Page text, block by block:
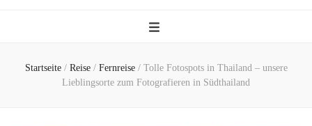
Startseite / Reise / Fernreise / Tolle Fotospots in Thailand – unsere
Lieblingsorte zum Fotografieren in Südthailand